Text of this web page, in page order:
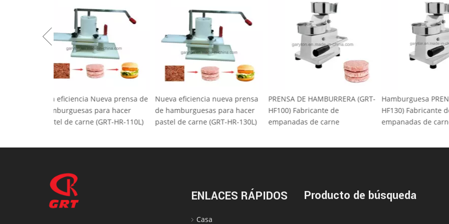
Alta eficiencia Nueva prensa de
hamburguesas para hacer
pastel de carne (GRT-HR-110L)
Nueva eficiencia nueva prensa
de hamburguesas para hacer
pastel de carne (GRT-HR-130L)
PRENSA DE HAMBURRERA (GRT-
HF100) Fabricante de
empanadas de carne
Hamburguesa
HF130)
empanadas de
ENLACES RÁPIDOS
Casa
Producto de búsqueda